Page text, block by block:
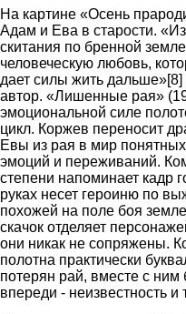
На картине «Осень
Адам и Ева в старости.
скитания по бренной
человеческую любовь,
дает силы жить
автор. «Лишенные рая»
эмоциональной силе
цикл. Коржев переносит
Евы из рая в мир
эмоций и переживаний.
степени напоминает кадр
руках несет героиню по
похожей на поле боя
скачок отделяет
они никак не сопряжены.
полотна практически
потерян рай, вместе с ним
впереди - неизвестность